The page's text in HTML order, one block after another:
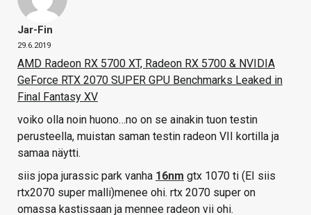
Jar-Fin
29.6.2019
AMD Radeon RX 5700 XT, Radeon RX 5700 & NVIDIA
GeForce RTX 2070 SUPER GPU Benchmarks Leaked in
Final Fantasy XV
voiko olla noin huono…no on se ainakin tuon testin
perusteella, muistan saman testin radeon VII kortilla ja
samaa näytti.
siis jopa jurassic park vanha 16nm gtx 1070 ti (EI siis
rtx2070 super malli)menee ohi. rtx 2070 super on
omassa kastissaan ja mennee radeon vii ohi.